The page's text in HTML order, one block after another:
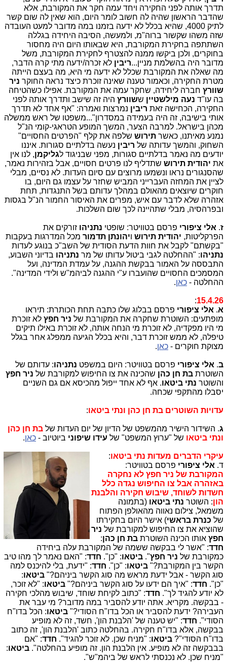
תדרך אותה לפני החקירה ויחד עמה חקר את המקורבת, אלא
שהדבר הראשון שהיה לה חשוב לומר היום, הוא שאין לה שום קשר
לתיק 4000, שהיא בכלל לא ידעה בזמנו במה מדובר למעט העובדה
שזה משהו שקשור ברוה"מ, ולמעשה, הסיבה היחידה בגללה
השתתפה בחקירת המקורבת, היא שבאותו היום היה מחסור
בחוקרים, ולכן ביקשו ממנה להצטרף לחקירת המקורבת, משל
מדובר היה בהשלמת מניין...ריבין לא זכרה/ידעה מתי קרה הדבר,
מה שאלה את המקורבת שכלל לא ידעה מי היא, מה בעצם הייתה
מטרת החקירה, וכאמור טענה שאינה זוכרת כיצד נראה החוקר ניר
שוורץ חברה ליחידה, שחקר עמה את המקורבת. אפילו כשהטיחה
בה עו"ד נעה מילשטיין ששוורץ היה זה שישב ותדרך אותה לפני
החקירה, הכחישה זאת ריבין נמרצות ואמרה: "אף אחד לא תדרך
אותי בישיבה, זה היה בעמידה במסדרון"...משפטו של ראש ממשלה
מכהן בישראל. למרבה הצער, המשך המופע הטראגי-קומי הנ"ל
נמנע מאיתנו, כאשר תירוש שלפה את קלף "הפרטים החסויים"
השחוק, והמשך עדותה של ריבין נעשה בדלתיים סגורות. איננו
יודעים מה נאמר בדלתיים סגורות, מפני שבניגוד לגליקמן, לנו אין
את יהודית תירוש שתדליף לנו פרטים חסויים, אבל בזהירות נאמר,
שהסנגורים נראו ונשמעו מרוצים עם סיום העדות. לא נסיים, מבלי
לציין את המחזה העברייני המביש שחזר על עצמו גם היום, בו
חוקרים שיוצאים מהאולם במהלך עדותם בשל התנגדות, תחת
אזהרה שלא לדבר עם איש, מפרים את האיסור החמור הנ"ל בגסות
ובפרהסיה, מבלי שתהיינה לכך שום השלכות.
ז. אלי ציפורי פרסם בטוויטר: שופטי נתניהו זורקים את
הפרקליטות, יהודית תירוש ויהונתן תדמור מכל המדרגות בעקבות
"בקשתם" לקבל את חוות הדעת הסודית של השב"כ בנוגע לעדות
נתניהו: "ההחלטה לגבי ביטול עדותו של מר נתניהו בדיוני השבוע,
התבססה על האמור בבקשת ההגנה, על עמדת המדינה, ועל
המסמכים החסויים שהועברו ע"י ההגנה לביהמ"ש ולידי המדינה".
ההחלטה - כאן.
15.4.26
:
א. אלי ציפורי פרסם בבלוג שלו כתבה תחת הכותרת: תיראו
מופתעים: השוטרת שחקרה את המקורבת של ניר חפץ לא זוכרת
מי היו מפקדיה, לא זוכרת מי הנחה אותה, לא זוכרת באילו תיקים
טיפלה, לא ממש זוכרת דבר, והיא בכלל הגיעה ממפלג אחר בגלל
מצוקת חוקרים - כאן.
ב. אלי ציפורי פרסם בטוויטר: היום במשפט נתניהו: עדותם של
השוטרת בת חן כהן שהכינה את צו החיפוש למקורבת של ניר חפץ
והשוטר נתי ביטאו. אף לא אחד ייפול מהכיסא אם גם השניים
יסבלו מהתקפי שכחה.
עדויות השוטרים בת חן כהן ונתי ביטאו:
ג. השידור הישיר מהמשפט של הדיון של יום העדות של בת חן כהן
ונתי ביטאו של "ערוץ המשפט" של עידו שיפוני ביוטיוב - כאן.
עיקרי הדברים מעדות נתי ביטאו:
ד. אלי ציפורי פרסם בטוויטר:
המקורבת של ניר חפץ לא נחקרה
באזהרה אבל צו החיפוש נגדה כלל
חשדות לשוחד, שיבוש חקירה והלבנת
הון: השוטר נתי ביטאו (בתמונה
משמאל, צילום נאווה מהאולפן הפתוח
של כנרת בראשי) אישר היום בחקירתו
שהוציא את צו החיפוש למקורבת של ניר
חפץ אותו הכינה השוטרת בת חן כהן:
חדד: "אשר לי בבקשה ששמה של המקורבת עלה ביחידה
כמקורבת של ניר חפץ". ביטאו: "כן". חדד: "האם נאמר לך מהו טיב
הקשר בין המקורבת?" ביטאו: "כן". חדד: "ידעת, בלי להיכנס למה
סוג הקשר - אבל ידעת מראש מה סוג הקשר ביניהם?" ביטאו:
"כן". חדד: "איך הם ידעו על סוג הקשר ביניהם?" ביטאו: "לא זוכר,
לא יודע להגיד לך". חדד: "כתוב לקיחת שוחד, שיבוש מהלכי חקירה
- בבקשה. מקריא. אתה יודע להסביר במה מדובר? מי עבר את
העבירה? ידעת להסביר או הכל בדו"ח הסודי?" ביטאו: הכל בדו"ח
הסודי". חדד: "יש טענה של 'הלבנת הון', חשד, זה לא מופיע
בבקשה, אלא בדו"ח חקירה. בהחלטה כתוב 'הלבנת הון', זה כתוב
בדו"ח הסודי"? ביטאו: "מניח שכן. לא זוכר להגיד". חדד: "אם
בבבקשה זה לא מופיע. אין הלבנת הון. זה מופיע בהחלטה". ביטאו:
"מניח שכן. לא נכנסתי לראש של ביהמ"ש".